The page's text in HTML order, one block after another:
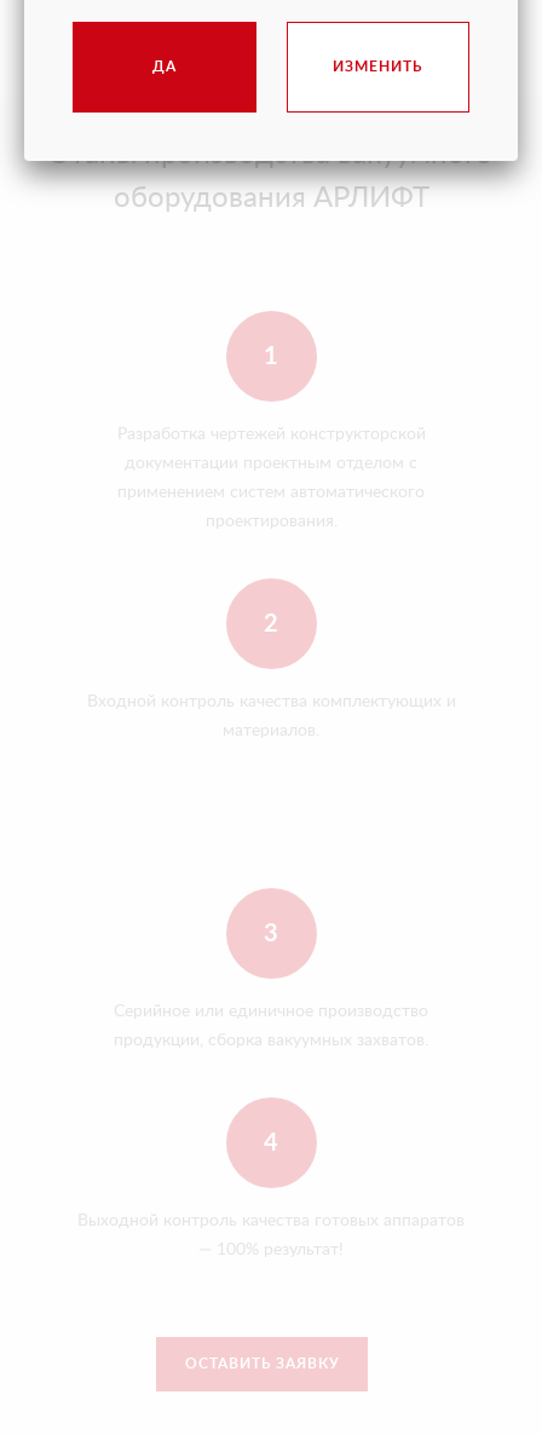
Этапы производства вакуумного
оборудования АРЛИФТ
1
Разработка чертежей конструкторской
документации проектным отделом с
применением систем автоматического
проектирования.
2
Входной контроль качества комплектующих и
материалов.
3
Серийное или единичное производство
продукции, сборка вакуумных захватов.
4
Выходной контроль качества готовых аппаратов
— 100% результат!
ОСТАВИТЬ ЗАЯВКУ
ДА ИЗМЕНИТЬ